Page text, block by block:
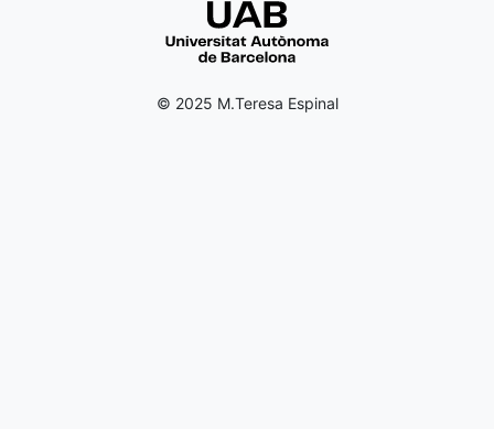
© 2025 M.Teresa Espinal